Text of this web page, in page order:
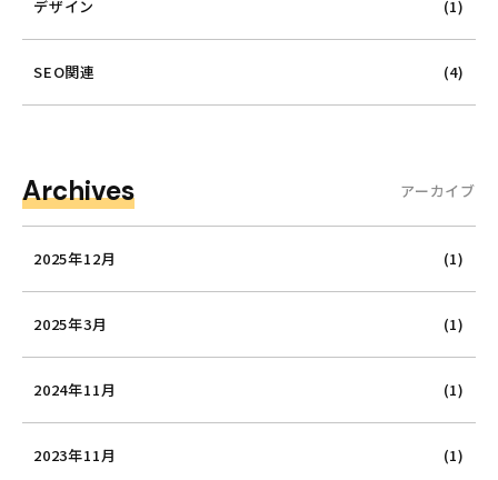
デザイン (1)
SEO関連 (4)
Archives アーカイブ
2025年12月 (1)
2025年3月 (1)
2024年11月 (1)
2023年11月 (1)